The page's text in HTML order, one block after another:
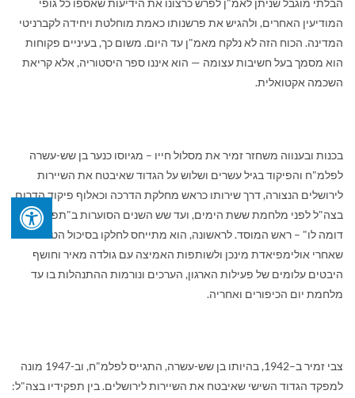
הבלתי מוגבל שניתן לאמ"ן לפרש כרצונו את הידיעות שאספו כל גופי
המודיעין האחרים, ולהגיש את פרשנותו כאמת מוחלטת ויחידה לקברניטי
המדינה. הכוח הזה לא נלקח מאמ"ן עד היום. משום כך, בעיניים פקוחות
הוא מסמך בעל חשיבות עצומה — הוא איננו ספר היסטוריה, אלא קריאת
השכמה אקטואלית.
בכנות ובענווה משחזר זמיר את מסלול חייו – מגיוסו כנער בן שש-עשרה
לפלמ"ח והפיקוד בגיל עשרים ושלוש על הגדוד שאיבטח את השיירות
לירושלים הנצורה, דרך שירותו כראש מחלקת הדרכה וכאלוף פיקוד הדרום
בצה"ל לפני מלחמת ששת הימים, ועד שש השנים הסוערות ב"תפקיד שאין
דומה לו" – ראש המוסד. לראשונה, הוא מתייחס לחלקו בסיכול הטרור
שאחרי אולימפיאדת מינכן ולשותפות האמיצה עם גולדה מאיר וחושף
היבטים עלומים של פעילות הארגון, הערכים ונורמות ההתנהלות בו עד
מלחמת יום הכיפורים ואחריה.
צבי זמיר ב–
1942, בהיותו בן שש-עשרה, התגייס לפלמ"ח, וב-1947 מונה
למפקד הגדוד השישי שאיבטח את השיירות לירושלים. בין תפקידיו בצה"ל: